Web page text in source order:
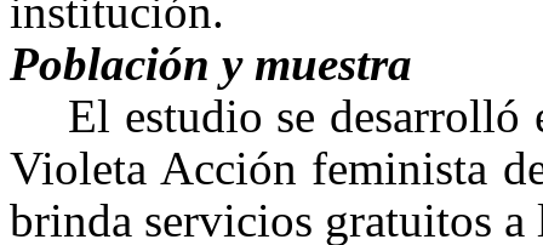
institución.
Población y muestra
El estudio se
Violeta Acción feminista
brinda servicios gratuitos